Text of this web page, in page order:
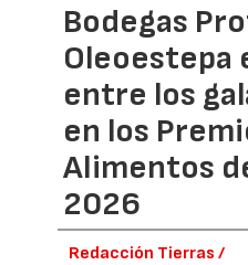
Bodegas
Oleoestepa
entre los
en los
Alimentos
2026
Redacción Tierras /